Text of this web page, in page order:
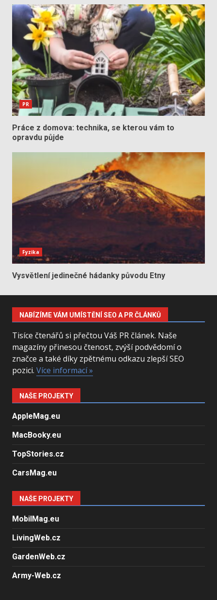
PR
Práce z domova: technika, se kterou vám to
opravdu půjde
Fyzika
Vysvětlení jedinečné hádanky původu Etny
NABÍZÍME VÁM UMÍSTĚNÍ SEO A PR ČLÁNKŮ
Tisíce čtenářů si přečtou Váš PR článek. Naše
magazíny přinesou čtenost, zvýší podvědomí o
značce a také díky zpětnému odkazu zlepší SEO
pozici. Více informací »
NAŠE PROJEKTY
AppleMag.eu
MacBooky.eu
TopStories.cz
CarsMag.eu
NAŠE PROJEKTY
MobilMag.eu
LivingWeb.cz
GardenWeb.cz
Army-Web.cz